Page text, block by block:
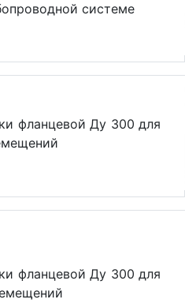
системе
фланцевой Ду 300 для
фланцевой Ду 300 для